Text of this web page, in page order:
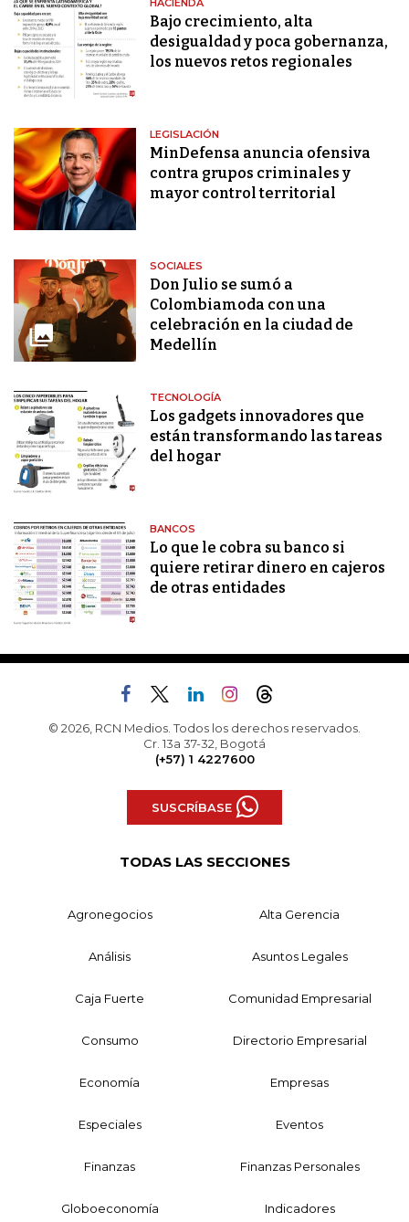
HACIENDA
Bajo crecimiento, alta
desigualdad y poca gobernanza,
los nuevos retos regionales
LEGISLACIÓN
MinDefensa anuncia ofensiva
contra grupos criminales y
mayor control territorial
SOCIALES
Don Julio se sumó a
Colombiamoda con una
celebración en la ciudad de
Medellín
TECNOLOGÍA
Los gadgets innovadores que
están transformando las tareas
del hogar
BANCOS
Lo que le cobra su banco si
quiere retirar dinero en cajeros
de otras entidades
© 2026, RCN Medios. Todos los derechos reservados.
Cr. 13a 37-32, Bogotá
(+57) 1 4227600
SUSCRÍBASE
TODAS LAS SECCIONES
Agronegocios Alta Gerencia
Análisis Asuntos Legales
Caja Fuerte Comunidad Empresarial
Consumo Directorio Empresarial
Economía Empresas
Especiales Eventos
Finanzas Finanzas Personales
Globoeconomía Indicadores